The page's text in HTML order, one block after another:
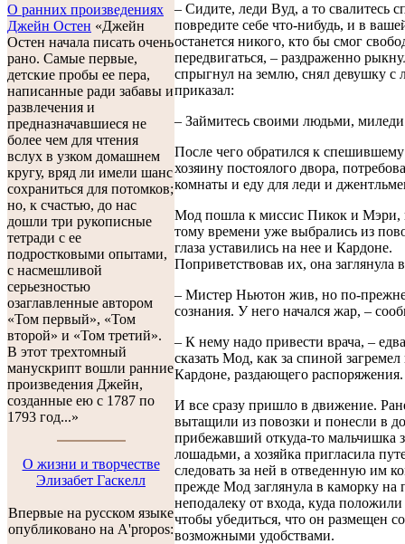
О ранних произведениях
Джейн Остен «Джейн
Остен начала писать очень
рано. Самые первые,
детские пробы ее пера,
написанные ради забавы и
развлечения и
предназначавшиеся не
более чем для чтения
вслух в узком домашнем
кругу, вряд ли имели шанс
сохраниться для потомков;
но, к счастью, до нас
дошли три рукописные
тетради с ее
подростковыми опытами,
с насмешливой
серьезностью
озаглавленные автором
«Том первый», «Том
второй» и «Том третий».
В этот трехтомный
манускрипт вошли ранние
произведения Джейн,
созданные ею с 1787 по
1793 год...»
О жизни и творчестве
Элизабет Гаскелл
Впервые на русском языке
опубликовано на A'propos:
– Сидите, леди Вуд, а то свалитесь
повредите себе что-нибудь, и в
останется никого, кто бы смог
передвигаться, – раздраженно
спрыгнул на землю, снял девушку с
приказал:
– Займитесь своими людьми,
После чего обратился к
хозяину постоялого двора,
комнаты и еду для леди и
Мод пошла к миссис Пикок и Мэри,
тому времени уже выбрались из
глаза уставились на нее и Кардоне.
Поприветствовав их, она заглянула
– Мистер Ньютон жив, но по-
сознания. У него начался жар, –
– К нему надо привести врача, –
сказать Мод, как за спиной загремел
Кардоне, раздающего распоряжения.
И все сразу пришло в движение.
вытащили из повозки и понесли в
прибежавший откуда-то мальчишка
лошадьми, а хозяйка пригласила
следовать за ней в отведенную им
прежде Мод заглянула в каморку на
неподалеку от входа, куда
чтобы убедиться, что он размещен
возможными удобствами.